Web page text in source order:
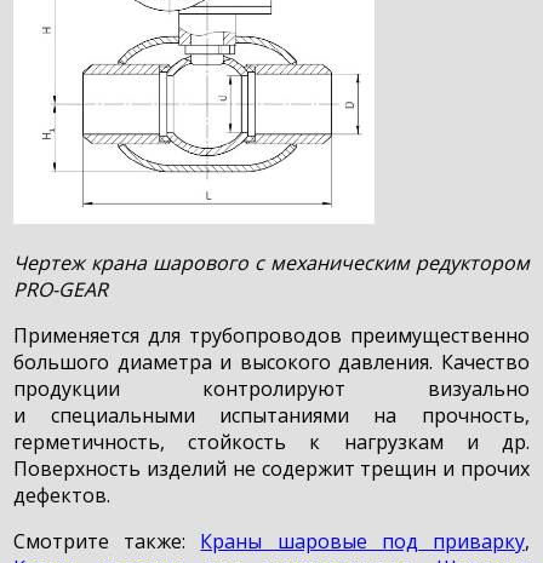
Чертеж крана шарового с механическим редуктором
PRO-GEAR
Применяется для трубопроводов преимущественно
большого диаметра и высокого давления. Качество
продукции контролируют визуально
и специальными испытаниями на прочность,
герметичность, стойкость к нагрузкам и др.
Поверхность изделий не содержит трещин и прочих
дефектов.
Смотрите также: Краны шаровые под приварку,